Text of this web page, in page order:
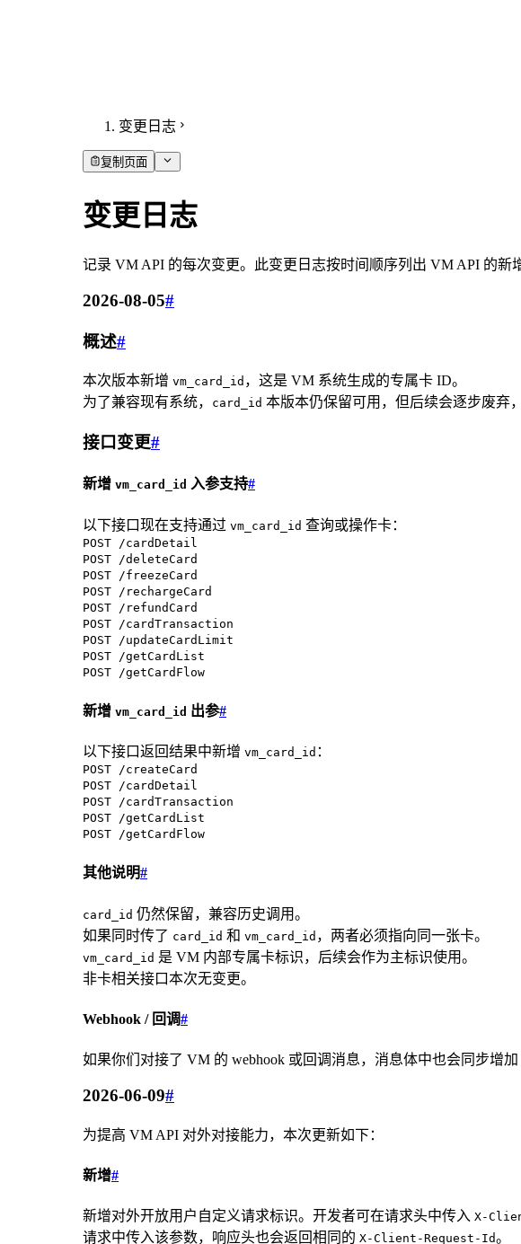
变更日志
复制页面
变更日志
记录 VM API 的每次变更。此变更日志按时间顺序列出 VM API 的新
2026-08-05#
概述#
本次版本新增 vm_card_id ，这是 VM 系统生成的专属卡 ID。
为了兼容现有系统，
card_id 本版本仍保留可用，但后续会逐步废弃
接口变更#
新增 vm_card_id 入参支持#
以下接口现在支持通过 vm_card_id 查询或操作卡：
POST /cardDetail
POST /deleteCard
POST /freezeCard
POST /rechargeCard
POST /refundCard
POST /cardTransaction
POST /updateCardLimit
POST /getCardList
POST /getCardFlow
新增 vm_card_id 出参#
以下接口返回结果中新增 vm_card_id ：
POST /createCard
POST /cardDetail
POST /cardTransaction
POST /getCardList
POST /getCardFlow
其他说明#
card_id 仍然保留，兼容历史调用。
如果同时传了 card_id 和 vm_card_id ，两者必须指向同一张卡。
vm_card_id 是 VM 内部专属卡标识，后续会作为主标识使用。
非卡相关接口本次无变更。
Webhook / 回调#
如果你们对接了 VM 的 webhook 或回调消息，消息体中也会同步增加
2026-06-09#
为提高 VM API 对外对接能力，本次更新如下：
新增#
新增对外开放用户自定义请求标识。开发者可在请求头中传入 X-
请求中传入该参数，响应头也会返回相同的 X-Client-Request-Id。